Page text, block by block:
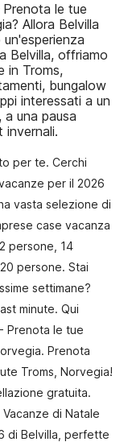
le tue
Allora Belvilla
Belvilla, offriamo
in Troms,
bungalow
interessati a un
una pausa
invernali.
per te. Cerchi
per il 2026
vasta selezione di
case vacanza
persone, 14
persone. Stai
settimane?
minute. Qui
Prenota le tue
Prenota
Troms, Norvegia!
gratuita.
di Natale
di Belvilla, perfette